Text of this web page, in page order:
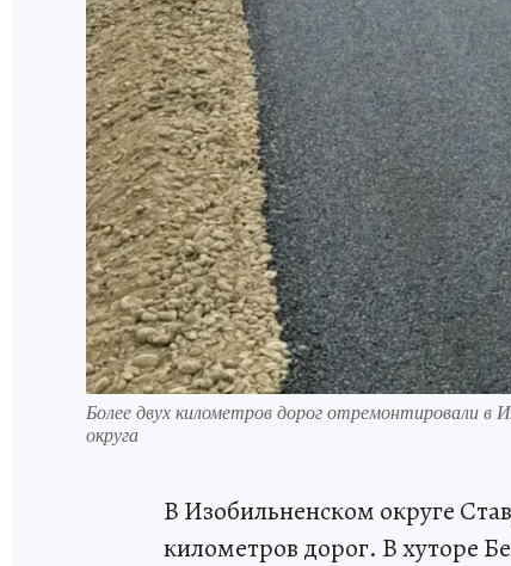
Более двух километров дорог отремонтировали в
округа
В Изобильненском округе
километров дорог. В хуторе